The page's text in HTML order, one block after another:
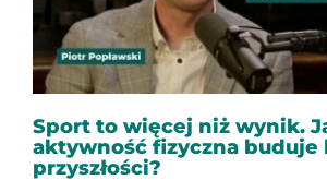
Sport to więcej niż wynik.
aktywność fizyczna buduje
przyszłości?